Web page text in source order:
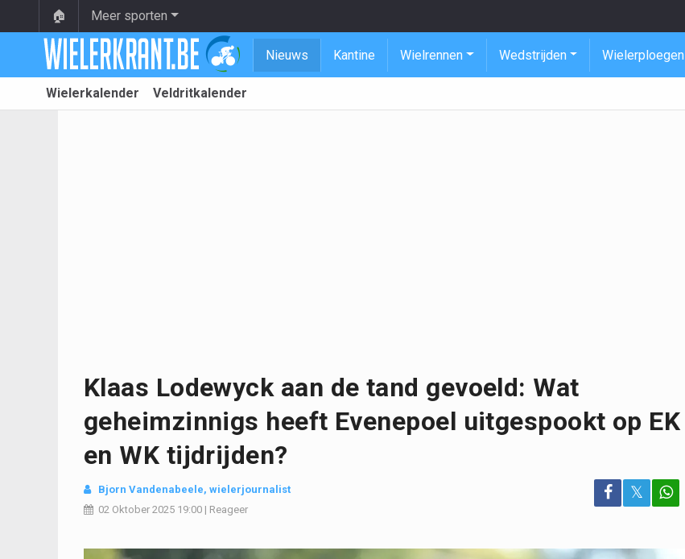
🏠 Meer sporten
Nieuws Kantine Wielrennen Wedstrijden Wielerploegen
Wielerkalender Veldritkalender
Klaas Lodewyck aan de tand gevoeld: Wat
geheimzinnigs heeft Evenepoel uitgespookt op EK
en WK tijdrijden?
Bjorn Vandenabeele, wielerjournalist
02 Oktober 2025 19:00 | Reageer
𝕏